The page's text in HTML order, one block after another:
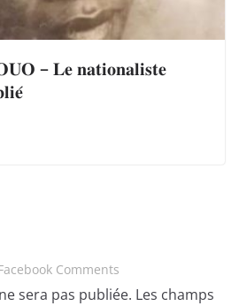
– 𝐋𝐞 𝐧𝐚𝐭𝐢𝐨𝐧𝐚𝐥𝐢𝐬𝐭𝐞
Comments
sera pas publiée. Les champs